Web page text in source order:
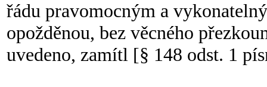
řádu pravomocným a
opožděnou, bez věcného
uvedeno, zamítl [§ 148 odst. 1